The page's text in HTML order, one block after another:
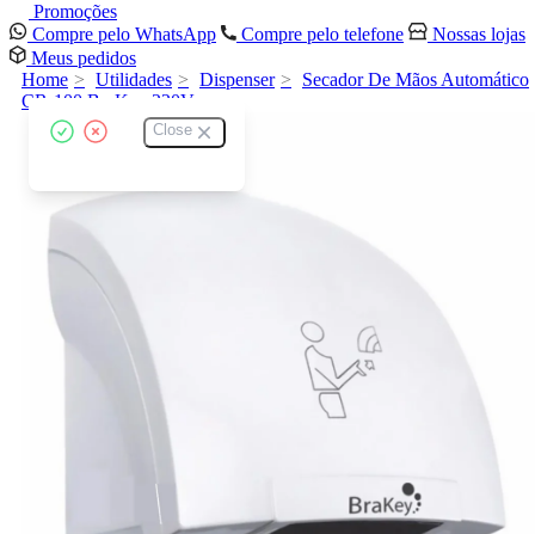
Promoções
Compre pelo WhatsApp
Compre pelo telefone
Nossas lojas
Meus pedidos
Close
Home Utilidades Dispenser
Secador De Mãos Automático
CR-100 BraKey 220V